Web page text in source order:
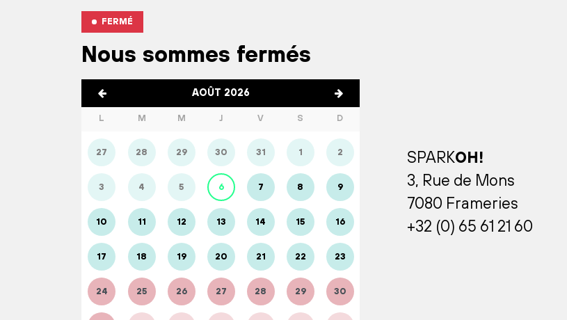
FERMÉ
Nous sommes fermés
AOÛT 2026
L M M J V S D
27 28 29 30 31 1 2
3 4 5 6 7 8 9
10 11 12 13 14 15 16
17 18 19 20 21 22 23
24 25 26 27 28 29 30
SPARKOH!
3, Rue de Mons
7080 Frameries
+32 (0) 65 61 21 60